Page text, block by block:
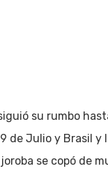
su rumbo
de Julio y Brasil y
se copó de